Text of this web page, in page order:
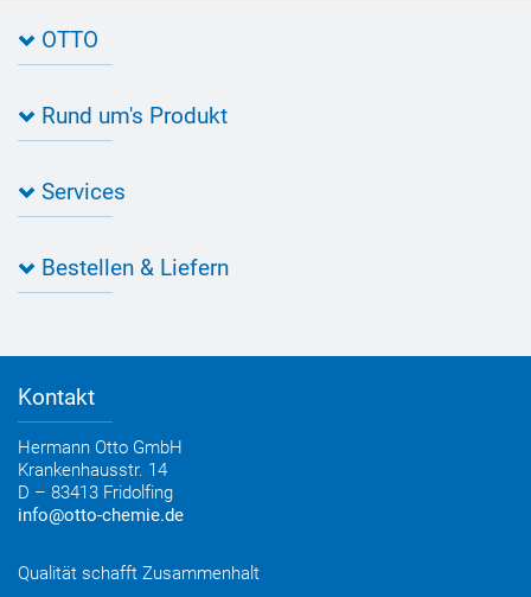
OTTO
Bau Newsletter
Presse
Jobs
Referenzen
Rund um's Produkt
Farbvielfalt
Informationen zu Prüfzeichen
Services
Farbempfehlungen
Verbrauchsrechner
Medienportal
Bestellen & Liefern
Bestelloptionen
Elektronischer Rechnungsversand
Entsorgung & Verpackungsrücknahme
Kontakt
Hermann Otto GmbH
Krankenhausstr. 14
D – 83413 Fridolfing
info@otto-chemie.de
Qualität schafft Zusammenhalt